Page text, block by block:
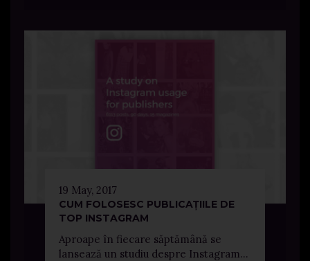
19 May, 2017
CUM FOLOSESC PUBLICAȚIILE DE
TOP INSTAGRAM
Aproape în fiecare săptămână se
lansează un studiu despre Instagram...